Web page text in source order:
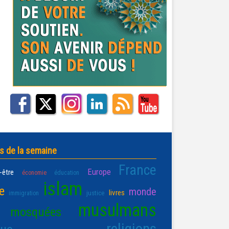
de la semaine
être économie éducation Europe France
immigration islam justice livres monde
mosquées musulmans